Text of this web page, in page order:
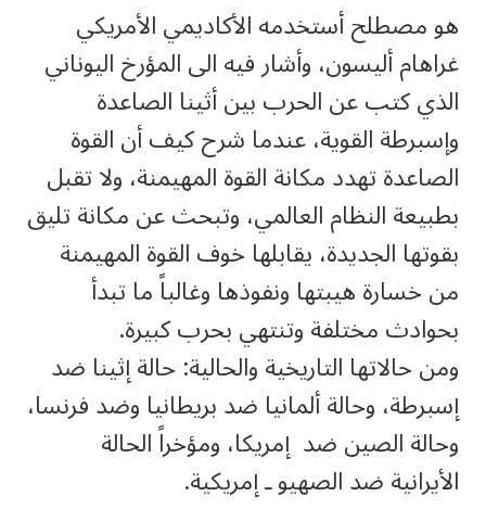
هو مصطلح أستخدمه الأكاديمي الأمريكي
غراهام أليسون، وأشار فيه الى المؤرخ اليوناني
الذي كتب عن الحرب بين أثينا الصاعدة
وإسبرطة القوية، عندما شرح كيف أن القوة
الصاعدة تهدد مكانة القوة المهيمنة، ولا تقبل
بطبيعة النظام العالمي، وتبحث عن مكانة تليق
بقوتها الجديدة، يقابلها خوف القوة المهيمنة
من خسارة هيبتها ونفوذها وغالباً ما تبدأ
بحوادث مختلفة وتنتهي بحرب كبيرة.
ومن حالاتها التاريخية والحالية: حالة إثينا ضد
إسبرطة، وحالة ألمانيا ضد بريطانيا وضد فرنسا،
وحالة الصين ضد إمريكا، ومؤخراً الحالة
الأيرانية ضد الصهيو ـ إمريكية.